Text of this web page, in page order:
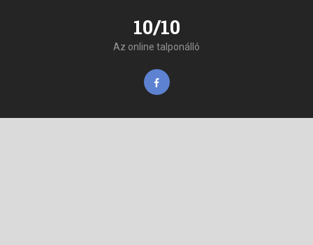
10/10
Az online talponálló